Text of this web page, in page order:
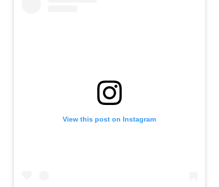
View this post on Instagram